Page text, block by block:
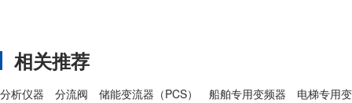
相关推荐
分析仪器 分流阀 储能变流器（PCS） 船舶专用变频器
电梯专用